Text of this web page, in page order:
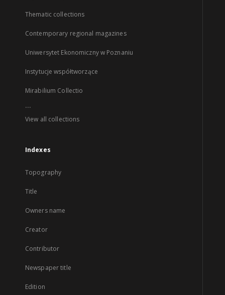
Thematic collections
Contemporary regional magazines
Uniwersytet Ekonomiczny w Poznaniu
Instytucje współtworzące
Mirabilium Collectio
...
View all collections
Indexes
Topography
Title
Owners name
Creator
Contributor
Newspaper title
Edition